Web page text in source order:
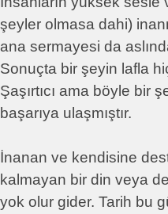
şeyler olmasa dahi)
ana sermayesi da
Sonuçta bir şeyin lafla
Şaşırtıcı ama böyle bir
başarıya ulaşmıştır.
İnanan ve kendisine
kalmayan bir din veya
yok olur gider. Tarih bu